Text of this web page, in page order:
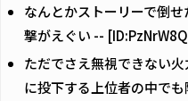
なんとかストーリーで倒
撃がえぐい --
ただでさえ無視できない
に投下する上位者の中で